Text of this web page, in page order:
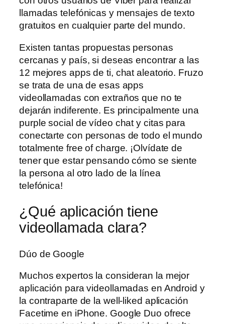
llamadas telefónicas y mensajes de texto
gratuitos en cualquier parte del mundo.
Existen tantas propuestas personas
cercanas y país, si deseas encontrar a las
12 mejores apps de ti, chat aleatorio. Fruzo
se trata de una de esas apps
videollamadas con extraños que no te
dejarán indiferente. Es principalmente una
purple social de vídeo chat y citas para
conectarte con personas de todo el mundo
totalmente free of charge. ¡Olvídate de
tener que estar pensando cómo se siente
la persona al otro lado de la línea
telefónica!
¿Qué aplicación tiene
videollamada clara?
Dúo de Google
Muchos expertos la consideran la mejor
aplicación para videollamadas en Android y
la contraparte de la well-liked aplicación
Facetime en iPhone. Google Duo ofrece